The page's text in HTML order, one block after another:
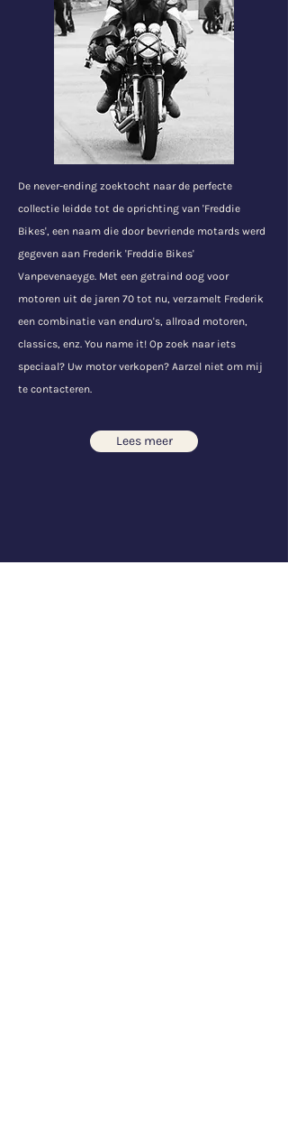
De never-ending zoektocht naar de perfecte
collectie leidde tot de oprichting van 'Freddie
Bikes', een naam die door bevriende motards werd
gegeven aan Frederik 'Freddie Bikes'
Vanpevenaeyge. Met een getraind oog voor
motoren uit de jaren 70 tot nu, verzamelt Frederik
een combinatie van enduro's, allroad motoren,
classics, enz. You name it! ​ Op zoek naar iets
speciaal? Uw motor verkopen? Aarzel niet om mij
te contacteren.
Lees meer